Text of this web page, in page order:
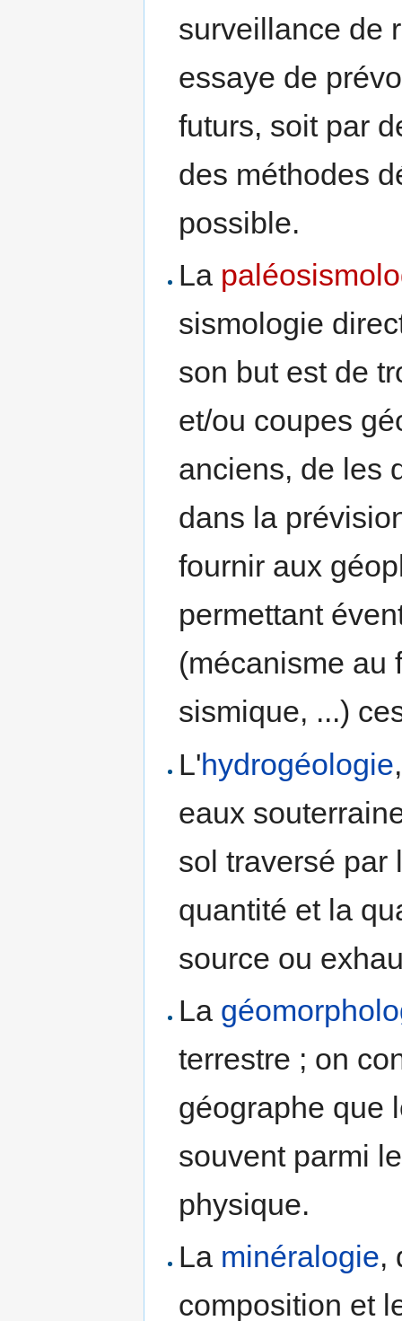
surveillance de
essaye de
futurs, soit par
des méthodes
possible.
La
sismologie
son but est de
et/ou coupes
anciens, de les
dans la
fournir aux
permettant
(mécanisme au
sismique, ...)
L'hydrogéologie
eaux
sol traversé par
quantité et la
source ou
La
terrestre ; on
géographe que
souvent parmi
physique.
La minéralogie,
composition et